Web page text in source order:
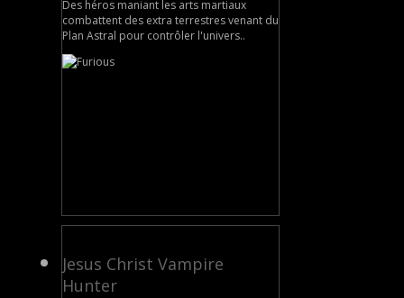
Des héros maniant les arts martiaux
combattent des extra terrestres venant du
Plan Astral pour contrôler l'univers..
Jesus Christ Vampire
Hunter